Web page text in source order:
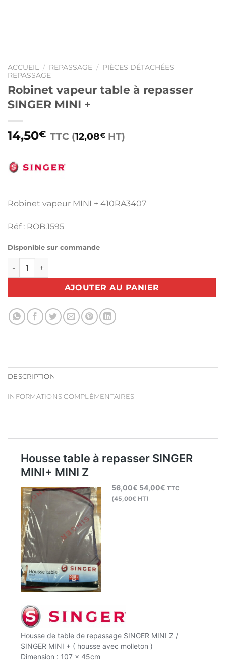
ACCUEIL / REPASSAGE / PIÈCES DÉTACHÉES
REPASSAGE
Robinet vapeur table à repasser
SINGER MINI +
14,50€ TTC (12,08€ HT)
Robinet vapeur MINI + 410RA3407
Réf : ROB.1595
Disponible sur commande
quantité de Robinet vapeur table à repasser SINGER MINI
AJOUTER AU PANIER
DESCRIPTION
INFORMATIONS COMPLÉMENTAIRES